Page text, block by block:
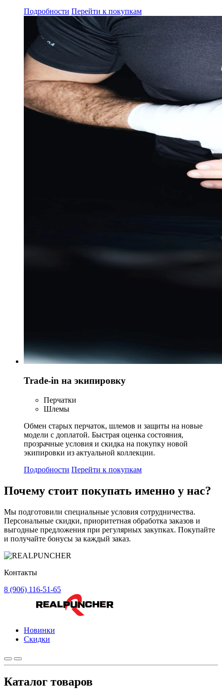
Подробности Перейти к покупкам
Trade-in на экипировку
Перчатки
Шлемы
Обмен старых перчаток, шлемов и защиты на новые
модели с доплатой. Быстрая оценка состояния,
прозрачные условия и скидка на покупку новой
экипировки из актуальной коллекции.
Подробности Перейти к покупкам
Почему стоит покупать именно у нас?
Мы подготовили специальные условия сотрудничества.
Персональные скидки, приоритетная обработка заказов и
выгодные предложения при регулярных закупках. Покупайте
и получайте бонусы за каждый заказ.
Контакты
8 (906) 116-51-65
Новинки
Скидки
Каталог товаров